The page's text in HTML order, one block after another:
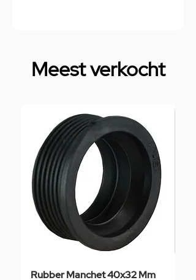
Meest verkocht
Rubber Manchet 40x32 Mm